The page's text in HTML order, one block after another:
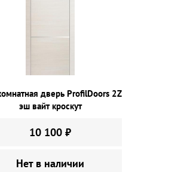
дверь ProfilDoors 2Z
эш вайт кроскут
10 100 ₽
Нет в наличии